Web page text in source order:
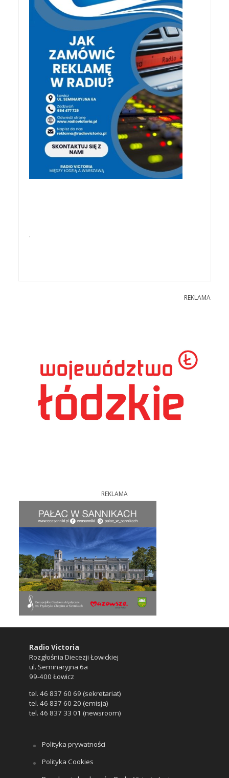
.
REKLAMA
REKLAMA
Radio Victoria
Rozgłośnia Diecezji Łowickiej
ul. Seminaryjna 6a
99-400 Łowicz
tel. 46 837 60 69 (sekretariat)
tel. 46 837 60 20 (emisja)
tel. 46 837 33 01 (newsroom)
Polityka prywatności
Polityka Cookies